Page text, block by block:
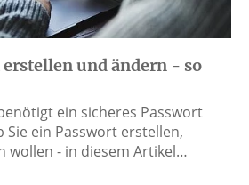
und ändern - so
ein sicheres Passwort
Sie ein Passwort erstellen,
wollen - in diesem Artikel…